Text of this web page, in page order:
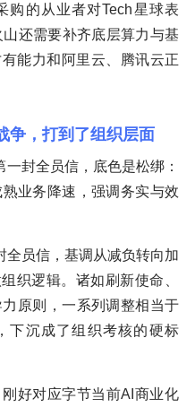
购的从业者对Tech星球表
山还需要补齐底层算力与基
能力和阿里云、腾讯云正
争，打到了组织层面
封全员信，底色是松绑：
业务降速，强调务实与效
全员信，基调从减负转向加
织逻辑。诸如刷新使命、
原则，一系列调整相当于
下沉成了组织考核的硬标
好对应字节当前AI商业化